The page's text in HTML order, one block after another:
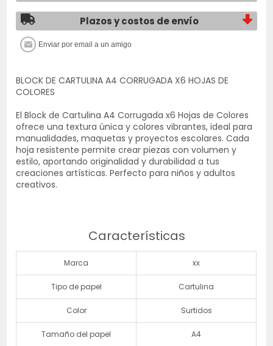
Plazos y costos de envío
BLOCK DE CARTULINA A4 CORRUGADA X6 HOJAS DE
COLORES
El Block de Cartulina A4 Corrugada x6 Hojas de Colores
ofrece una textura única y colores vibrantes, ideal para
manualidades, maquetas y proyectos escolares. Cada
hoja resistente permite crear piezas con volumen y
estilo, aportando originalidad y durabilidad a tus
creaciones artísticas. Perfecto para niños y adultos
creativos.
Características
Marca xx
Tipo de papel Cartulina
Color Surtidos
Tamaño del papel A4